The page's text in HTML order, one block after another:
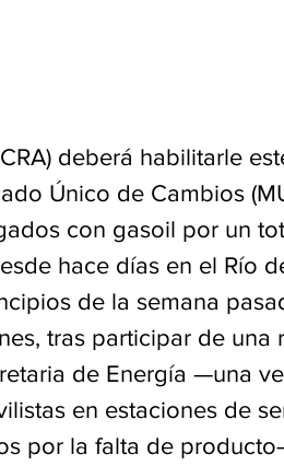
deberá habilitarle
Único de Cambios
con gasoil por un
hace días en el Río
de la semana
tras participar de
de Energía —una
en estaciones de
por la falta de